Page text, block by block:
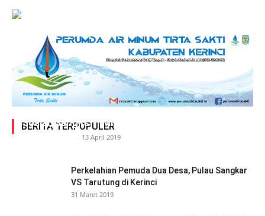
BERITA TERPOPULER
Adegan Ranjang Dua Kadis, Perhubungan Vs
Sosial, Sang Istri Miliki Bukti Video Mesum Hot
- 13 April 2019
Perkelahian Pemuda Dua Desa, Pulau Sangkar
VS Tarutung di Kerinci
31 Maret 2019